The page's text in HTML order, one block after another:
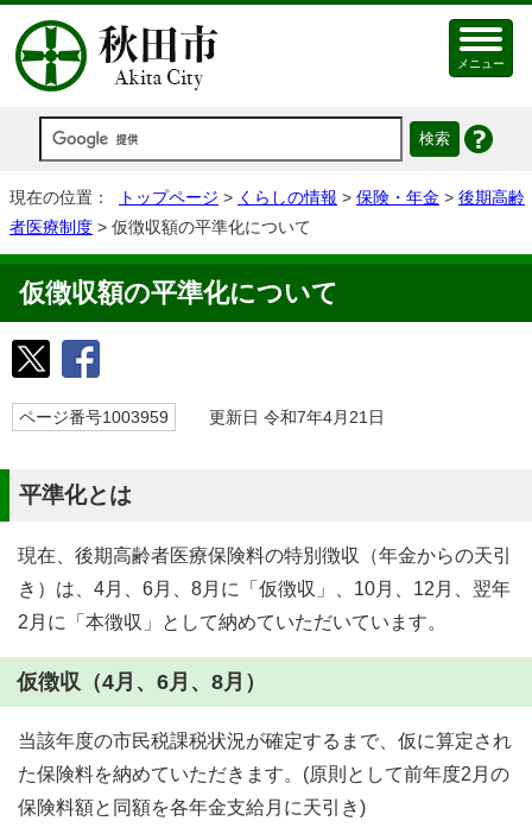
メニュー
現在の位置： トップページ > くらしの情報 > 保険・年金 > 後期高齢
者医療制度 > 仮徴収額の平準化について
仮徴収額の平準化について
ページ番号1003959 更新日 令和7年4月21日
平準化とは
現在、後期高齢者医療保険料の特別徴収（年金からの天引
き）は、4月、6月、8月に「仮徴収」、10月、12月、翌年
2月に「本徴収」として納めていただいています。
仮徴収（4月、6月、8月）
当該年度の市民税課税状況が確定するまで、仮に算定され
た保険料を納めていただきます。(原則として前年度2月の
保険料額と同額を各年金支給月に天引き)